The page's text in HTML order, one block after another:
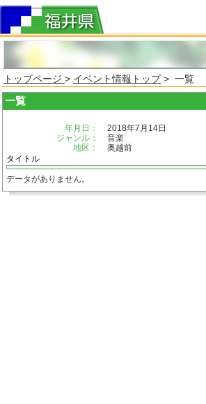
トップページ > イベント情報トップ> 一覧
一覧
年月日：
2018年7月14日
ジャンル：
音楽
地区：
奥越前
タイトル
データがありません。